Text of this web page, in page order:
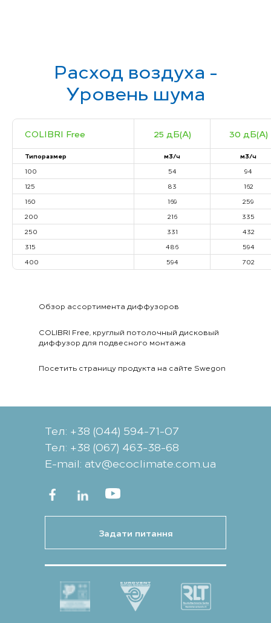
Расход воздуха -
Уровень шума
COLIBRI Free 25 дБ(А) 30 дБ(А)
Типоразмер м3/ч
м3/ч
100
54
94
125
83
162
160
169
259
200
216
335
250
331
432
315
486
594
400
594 702
Обзор ассортимента диффузоров
COLIBRI Free, круглый потолочный дисковый
диффузор для подвесного монтажа
Посетить страницу продукта на сайте Swegon
Тел: +38 (044) 594-71-07
Тел: +38 (067) 463-38-68
Е-mail: atv@ecoclimate.com.ua
Задати питання